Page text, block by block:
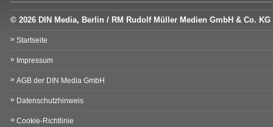
© 2026 DIN Media, Berlin / RM Rudolf Müller Medien GmbH & Co. KG
Startseite
Impressum
AGB der DIN Media GmbH
Datenschutzhinweis
Cookie-Richtlinie